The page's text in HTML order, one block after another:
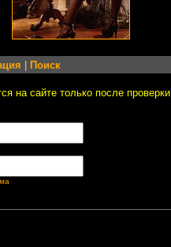
Поиск
на сайте только после проверки